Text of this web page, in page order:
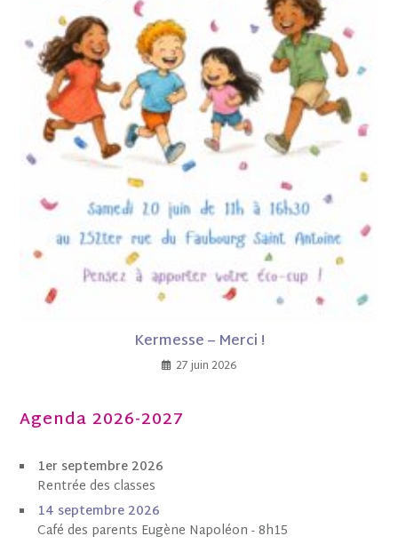
Kermesse – Merci !
27 juin 2026
Agenda 2026-2027
1er septembre 2026
Rentrée des classes
14 septembre 2026
Café des parents Eugène Napoléon - 8h15